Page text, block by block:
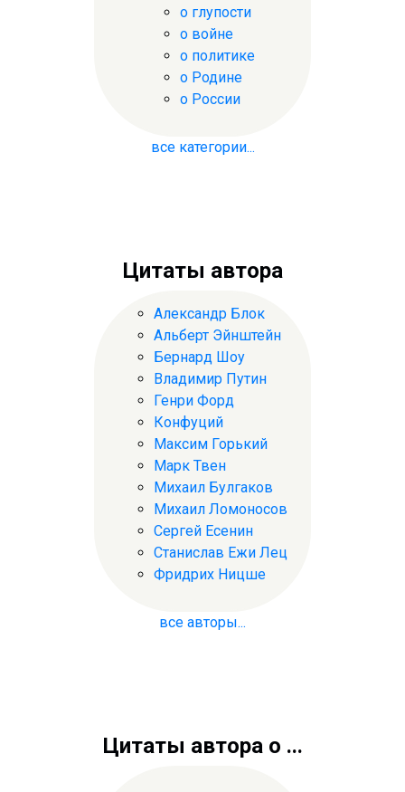
о глупости
о войне
о политике
о Родине
о России
все категории...
Цитаты автора
Александр Блок
Альберт Эйнштейн
Бернард Шоу
Владимир Путин
Генри Форд
Конфуций
Максим Горький
Марк Твен
Михаил Булгаков
Михаил Ломоносов
Сергей Есенин
Станислав Ежи Лец
Фридрих Ницше
все авторы...
Цитаты автора о ...